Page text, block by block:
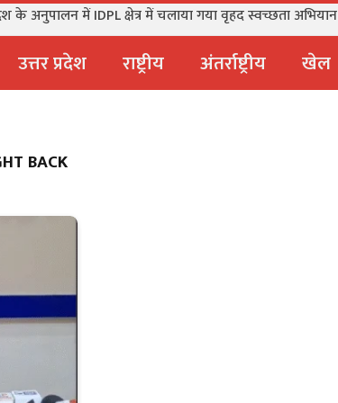
के अनुपालन में IDPL क्षेत्र में चलाया गया वृहद स्वच्छता अभियान
उत्तर प्रदेश राष्ट्रीय अंतर्राष्ट्रीय खेल
BACK